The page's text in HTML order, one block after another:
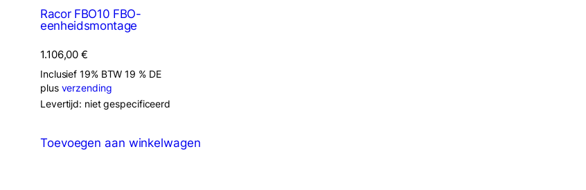
Racor FBO10 FBO-
eenheidsmontage
1.106,00€
Inclusief 19% BTW 19 % DE
plus verzending
Levertijd: niet gespecificeerd
Toevoegen aan winkelwagen